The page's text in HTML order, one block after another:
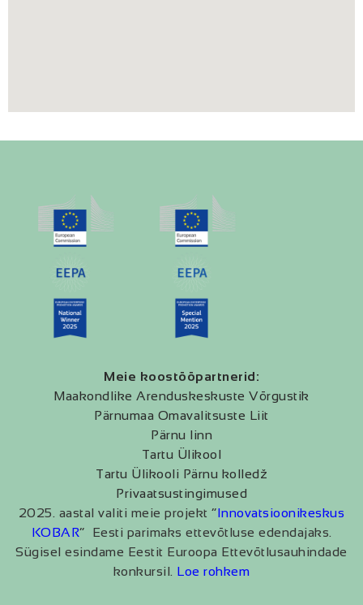
Meie koostööpartnerid:
Maakondlike Arenduskeskuste Võrgustik
Pärnumaa Omavalitsuste Liit
Pärnu linn
Tartu Ülikool
Tartu Ülikooli Pärnu kolledž
Privaatsustingimused
2025. aastal valiti meie projekt “Innovatsioonikeskus
KOBAR” Eesti parimaks ettevõtluse edendajaks.
Sügisel esindame Eestit Euroopa Ettevõtlusauhindade
konkursil. Loe rohkem